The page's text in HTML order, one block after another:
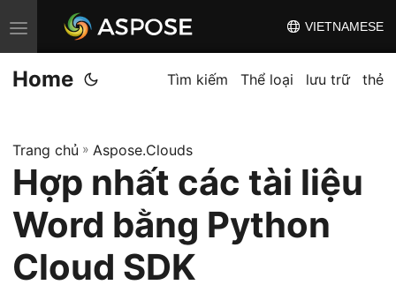
C
h
u
n
đ
i
đ
i
VIETNAMESE
Home Tìm kiếm Thể loại lưu trữ thẻ
Trang chủ » Aspose.Clouds
Hợp nhất các tài liệu
Word bằng Python
Cloud SDK